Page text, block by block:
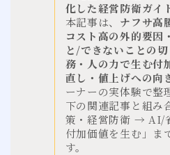
化した経営防衛ガイ
本記事は、 ナフサ高
コスト高の外的要因
と/できないことの
務・人の力で生む付
直し・値上げへの向
ーナーの実体験で整
下の関連記事と組み
策・経営防衛 → AI/
付加価値を生む」ま
す。